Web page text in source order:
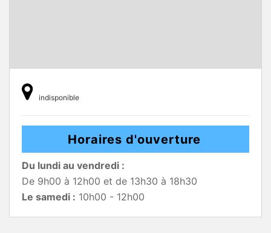
indisponible
Horaires d'ouverture
Du lundi au vendredi :
De 9h00 à 12h00 et de 13h30 à 18h30
Le samedi : 10h00 - 12h00